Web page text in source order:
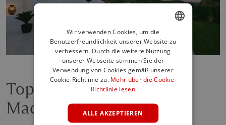
Top-Aktivitäten auf El
Madroñal
ENGLISH
SPANISH
FRENCH
POLISH
Wir verwenden Cookies, um die
Benutzerfreundlichkeit unserer Website zu
verbessern. Durch die weitere Nutzung
unserer Webseite stimmen Sie der
Verwendung von Cookies gemäß unserer
Cookie-Richtlinie zu. Mehr über die Cookie-
Richtlinie lesen
ALLE AKZEPTIEREN